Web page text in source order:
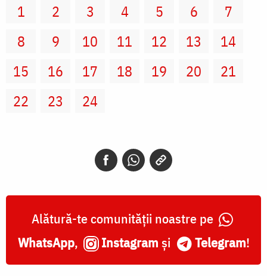
1 2 3 4 5 6
7
8
9 10 11 12 13
14
15
16 17 18 19 20
21
22
23 24
Alătură-te comunității noastre pe
WhatsApp, Instagram și Telegram!